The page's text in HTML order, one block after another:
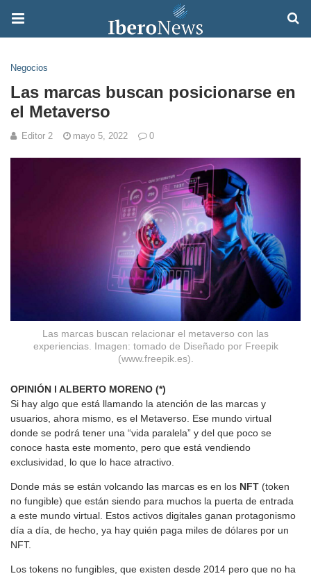
Negocios
Las marcas buscan posicionarse en
el Metaverso
Editor 2 mayo 5, 2022 0
Las marcas buscan relacionar el metaverso con las
experiencias. Imagen: tomado de Diseñado por Freepik
(www.freepik.es).
OPINIÓN l ALBERTO MORENO (*)
Si hay algo que está llamando la atención de las marcas y
usuarios, ahora mismo, es el Metaverso. Ese mundo virtual
donde se podrá tener una “vida paralela” y del que poco se
conoce hasta este momento, pero que está vendiendo
exclusividad, lo que lo hace atractivo.
Donde más se están volcando las marcas es en los NFT (token
no fungible) que están siendo para muchos la puerta de entrada
a este mundo virtual. Estos activos digitales ganan protagonismo
día a día, de hecho, ya hay quién paga miles de dólares por un
NFT.
Los tokens no fungibles, que existen desde 2014 pero que no ha